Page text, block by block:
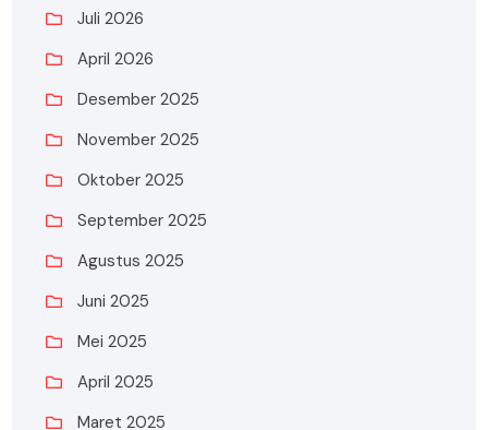
Juli 2026
April 2026
Desember 2025
November 2025
Oktober 2025
September 2025
Agustus 2025
Juni 2025
Mei 2025
April 2025
Maret 2025